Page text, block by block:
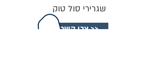
שגרירי סול טוק
צרו קשר >>